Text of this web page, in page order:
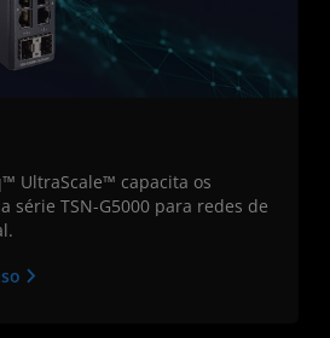
UltraScale™ capacita os
série TSN-G5000 para redes de